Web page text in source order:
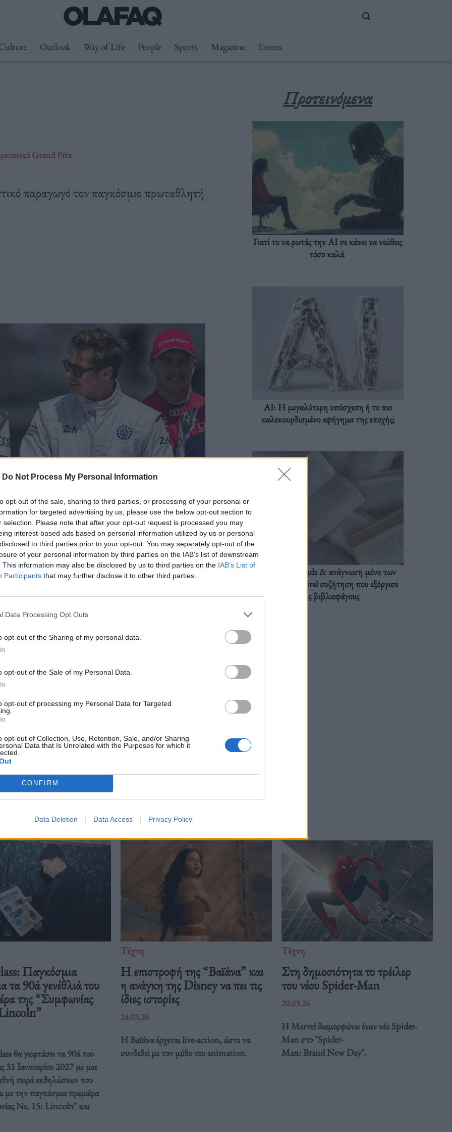
Do Not Process My Personal Information
opt-out of the sale, sharing to third parties, or processing of your personal or
for targeted advertising by us, please use the below opt-out section to
selection. Please note that after your opt-out request is processed you may
interest-based ads based on personal information utilized by us or personal
to third parties prior to your opt-out. You may separately opt-out of the
of your personal information by third parties on the IAB’s list of downstream
This information may also be disclosed by us to third parties on the IAB’s List of
Participants that may further disclose it to other third parties.
Data Processing Opt Outs
opt-out of the Sharing of my personal data.
opt-out of the Sale of my Personal Data.
opt-out of processing my Personal Data for Targeted
opt-out of Collection, Use, Retention, Sale, and/or Sharing
Data that Is Unrelated with the Purposes for which it
CONFIRM
Data Deletion Data Access Privacy Policy
Outlook Way of Life People Sports Magazine Events
Grand Prix
παραγωγό τον παγκόσμιο πρωταθλητή
παραγωγό τον παγκόσμιο
→
,Grand Prix,Μπραντ Πιτ Ταινία,Τζόσεφ Κοζίνκσι
Προτεινόμενα
Γιατί το να ρωτάς την AI σε κάνει να νιώθεις
τόσο καλά
AI: Η μεγαλύτερη υπόσχεση ή το πιο
καλοκουρδισμένο αφήγημα της εποχής;
BookTok trends & ανάγνωση μόνο των
διαλόγων: Η viral συζήτηση που εξόργισε
τους βιβλιοφάγους
Δείτε επίσης
Παγκόσμια
τα 90ά γενέθλιά του
της “Συμφωνίας
θα γιορτάσει τα 90ά του
31 Ιανουαρίου 2027 με μια
σειρά εκδηλώσεων που
με την παγκόσμια πρεμιέρα
Νο. 15: Lincoln" και
Τέχνη
Η επιστροφή της “Βαϊάνα” και
η ανάγκη της Disney να πει τις
ίδιες ιστορίες
24.03.26
Η Βαϊάνα έρχεται live-action, ώστε να
συνδεθεί με τον μύθο του animation.
Τέχνη
Στη δημοσιότητα το τρέιλερ
του νέου Spider-Man
20.03.26
Η Marvel διαμορφώνει έναν νέο Spider-
Man στο "Spider-
Man: Brand New Day".